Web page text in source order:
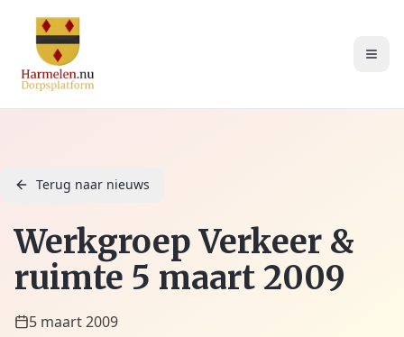
Terug naar nieuws
Werkgroep Verkeer &
ruimte 5 maart 2009
5 maart 2009